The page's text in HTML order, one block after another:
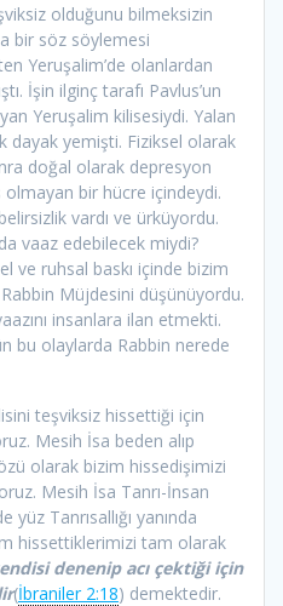
olduğunu bilmeksizin
bir söz söylemesi
Yeruşalim’de olanlardan
İşin ilginç tarafı Pavlus’un
Yeruşalim kilisesiydi. Yalan
dayak yemişti. Fiziksel olarak
doğal olarak depresyon
olmayan bir hücre içindeydi.
vardı ve ürküyordu.
vaaz edebilecek miydi?
ve ruhsal baskı içinde bizim
Rabbin Müjdesini düşünüyordu.
insanlara ilan etmekti.
bu olaylarda Rabbin nerede
teşviksiz hissettiği için
Mesih İsa beden alıp
olarak bizim hissedişimizi
Mesih İsa Tanrı-İnsan
yüz Tanrısallığı yanında
hissettiklerimizi tam olarak
denenip acı çektiği için
(İbraniler 2:18) demektedir.